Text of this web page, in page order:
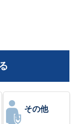
その他